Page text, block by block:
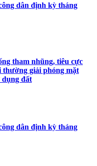
dân định kỳ tháng
tham nhũng, tiêu cực
thường giải phóng mặt
dụng đất
dân định kỳ tháng